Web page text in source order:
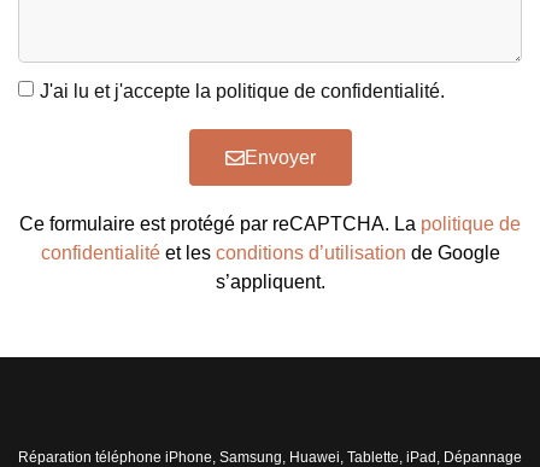
J'ai lu et j'accepte la politique de confidentialité.
Envoyer
Ce formulaire est protégé par reCAPTCHA. La politique de
confidentialitéet les conditions d’utilisation de Google
s’appliquent.
Réparation téléphone iPhone, Samsung, Huawei, Tablette, iPad, Dépannage